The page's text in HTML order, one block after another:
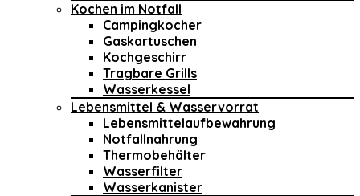
Kochen im Notfall
Campingkocher
Gaskartuschen
Kochgeschirr
Tragbare Grills
Wasserkessel
Lebensmittel & Wasservorrat
Lebensmittelaufbewahrung
Notfallnahrung
Thermobehälter
Wasserfilter
Wasserkanister